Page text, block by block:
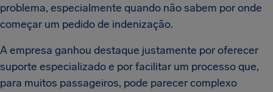
problema, especialmente quando não sabem por onde
começar um pedido de indenização.
A empresa ganhou destaque justamente por oferecer
suporte especializado e por facilitar um processo que,
para muitos passageiros, pode parecer complexo